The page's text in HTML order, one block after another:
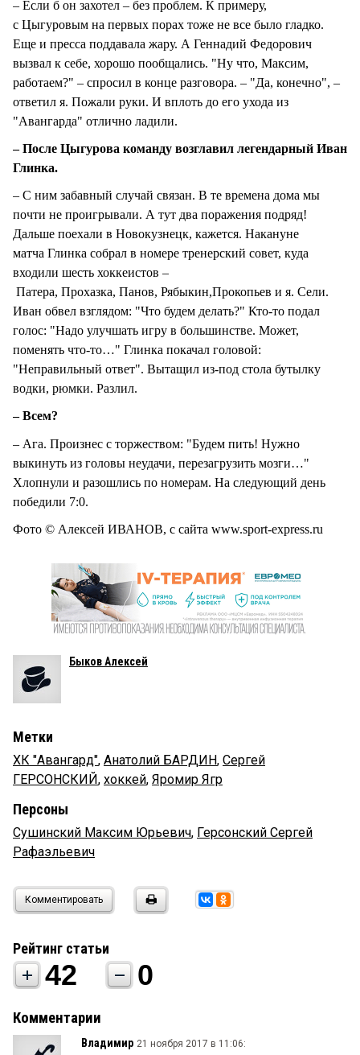
– Если б он захотел – без проблем. К примеру,
с Цыгуровым на первых порах тоже не все было гладко.
Еще и пресса поддавала жару. А Геннадий Федорович
вызвал к себе, хорошо пообщались. "Ну что, Максим,
работаем?" – спросил в конце разговора. – "Да, конечно", –
ответил я. Пожали руки. И вплоть до его ухода из
"Авангарда" отлично ладили.
– После Цыгурова команду возглавил легендарный Иван
Глинка.
– С ним забавный случай связан. В те времена дома мы
почти не проигрывали. А тут два поражения подряд!
Дальше поехали в Новокузнецк, кажется. Накануне
матча Глинка собрал в номере тренерский совет, куда
входили шесть хоккеистов –
Патера, Прохазка, Панов, Рябыкин,Прокопьев и я. Сели.
Иван обвел взглядом: "Что будем делать?" Кто-то подал
голос: "Надо улучшать игру в большинстве. Может,
поменять что-то…" Глинка покачал головой:
"Неправильный ответ". Вытащил из-под стола бутылку
водки, рюмки. Разлил.
– Всем?
– Ага. Произнес с торжеством: "Будем пить! Нужно
выкинуть из головы неудачи, перезагрузить мозги…"
Хлопнули и разошлись по номерам. На следующий день
победили 7:0.
Фото © Алексей ИВАНОВ, с сайта www.sport-express.ru
Быков Алексей
Метки
ХК "Авангард", Анатолий БАРДИН, Сергей
ГЕРСОНСКИЙ, хоккей, Яромир Ягр
Персоны
Сушинский Максим Юрьевич, Герсонский Сергей
Рафаэльевич
Комментировать
Рейтинг статьи
42 0
Комментарии
Владимир 21 ноября 2017 в 11:06: